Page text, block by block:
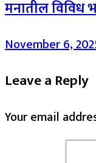
मनातील विविध
November 6,
Leave a Reply
Your email